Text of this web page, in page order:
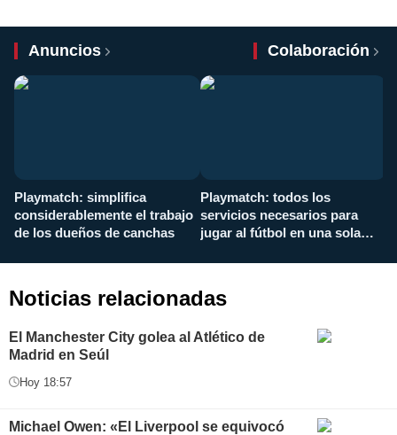
Anuncios Colaboración
Playmatch: simplifica
considerablemente el trabajo
de los dueños de canchas
Playmatch: todos los
servicios necesarios para
jugar al fútbol en una sola
Noticias relacionadas
El Manchester City golea al Atlético de
Madrid en Seúl
Hoy 18:57
Michael Owen: «El Liverpool se equivocó